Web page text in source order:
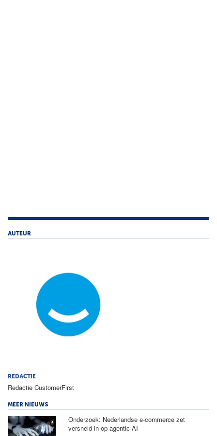
AUTEUR
REDACTIE
Redactie CustomerFirst
MEER NIEUWS
Onderzoek: Nederlandse e-commerce zet
versneld in op agentic AI